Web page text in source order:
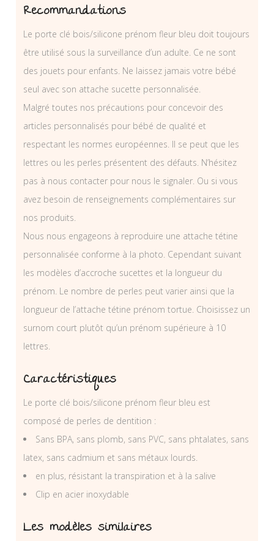
Recommandations
Le porte clé bois/silicone prénom fleur bleu doit toujours
être utilisé sous la surveillance d’un adulte. Ce ne sont
des jouets pour enfants. Ne laissez jamais votre bébé
seul avec son attache sucette personnalisée.
Malgré toutes nos précautions pour concevoir des
articles personnalisés pour bébé de qualité et
respectant les normes européennes. Il se peut que les
lettres ou les perles présentent des défauts. N’hésitez
pas à nous contacter pour nous le signaler. Ou si vous
avez besoin de renseignements complémentaires sur
nos produits.
Nous nous engageons à reproduire une attache tétine
personnalisée conforme à la photo. Cependant suivant
les modèles d’accroche sucettes et la longueur du
prénom. Le nombre de perles peut varier ainsi que la
longueur de l’attache tétine prénom tortue. Choisissez un
surnom court plutôt qu’un prénom supérieure à 10
lettres.
Caractéristiques
Le porte clé bois/silicone prénom fleur bleu est
composé de perles de dentition :
Sans BPA, sans plomb, sans PVC, sans phtalates, sans
latex, sans cadmium et sans métaux lourds.
en plus, résistant la transpiration et à la salive
Clip en acier inoxydable
Les modèles similaires